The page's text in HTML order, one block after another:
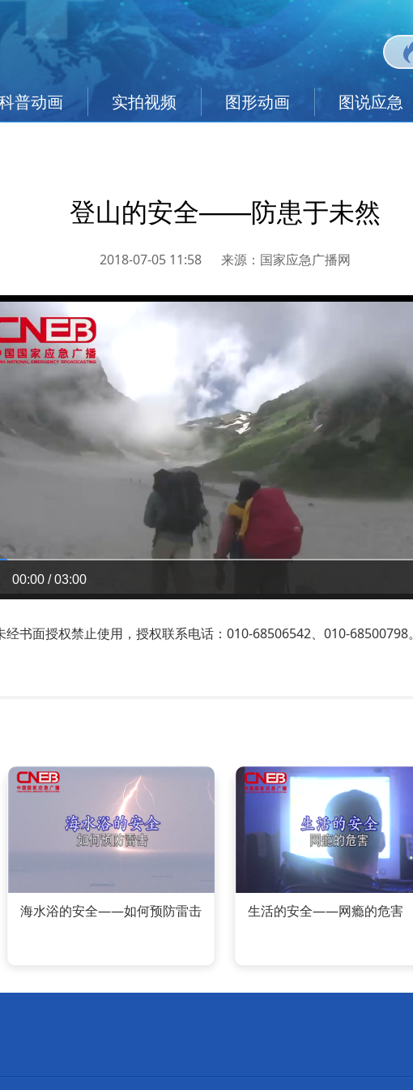
普动画 实拍视频 图形动画 图说应急
登山的安全——防患于未然
2018-07-05 11:58 来源： 国家应急广播网
00:00 / 03:00
书面授权禁止使用，授权联系电话：010-68506542、010-68500798。
海水浴的安全——如何预防雷击 生活的安全——网瘾的危害